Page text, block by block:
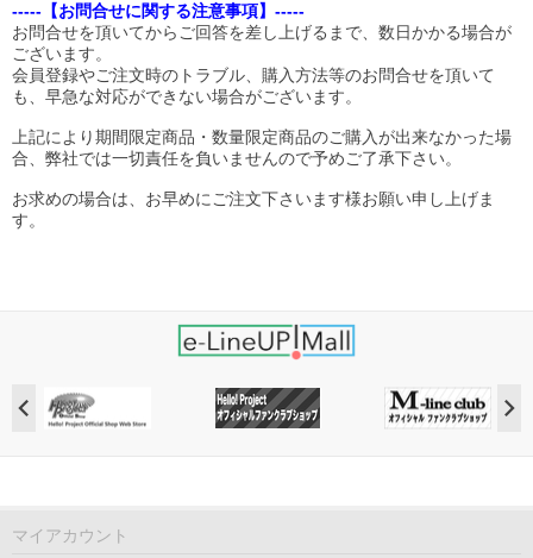
-----【お問合せに関する注意事項】-----
お問合せを頂いてからご回答を差し上げるまで、数日かかる場合が
ございます。
会員登録やご注文時のトラブル、購入方法等のお問合せを頂いて
も、早急な対応ができない場合がございます。
上記により期間限定商品・数量限定商品のご購入が出来なかった場
合、弊社では一切責任を負いませんので予めご了承下さい。
お求めの場合は、お早めにご注文下さいます様お願い申し上げま
す。
マイアカウント